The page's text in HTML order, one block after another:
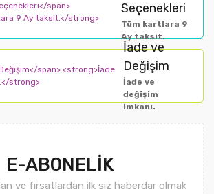
Seçenekleri
Tüm kartlara 9
Ay taksit.
İade ve
Değişim
İade ve
değişim
imkanı.
E-ABONELİK
ve fırsatlardan ilk siz haberdar olmak